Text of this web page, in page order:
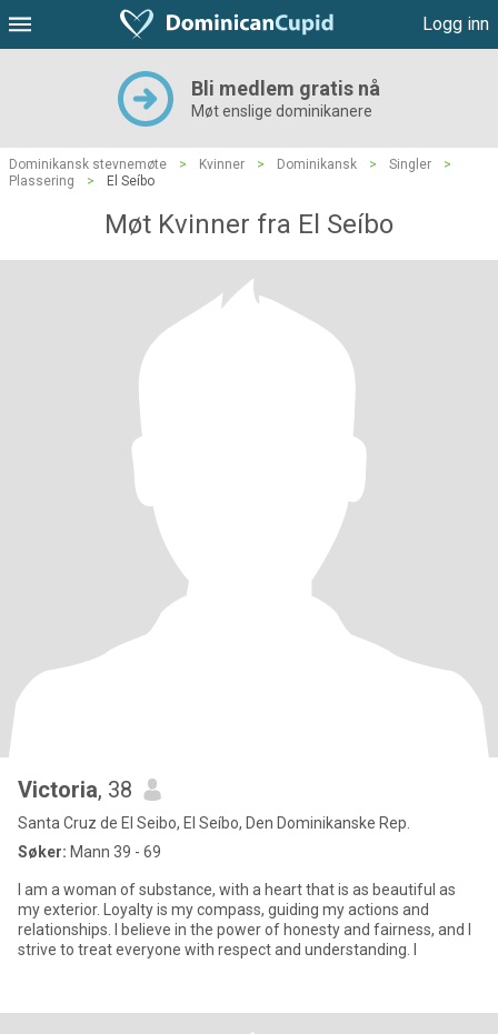
Logg inn
Bli medlem gratis nå
Møt enslige dominikanere
Dominikansk stevnemøte > Kvinner > Dominikansk > Singler
>
Plassering
> El Seíbo
Møt Kvinner fra El Seíbo
Victoria, 38
Santa Cruz de El Seibo, El Seíbo, Den Dominikanske Rep.
Søker: Mann 39 - 69
I am a woman of substance, with a heart that is as beautiful as
my exterior. Loyalty is my compass, guiding my actions and
relationships. I believe in the power of honesty and fairness, and I
strive to treat everyone with respect and understanding. I